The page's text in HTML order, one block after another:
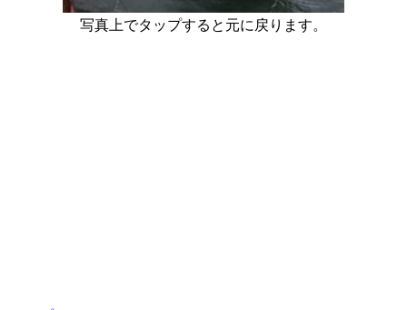
写真上でタップすると元に戻ります。